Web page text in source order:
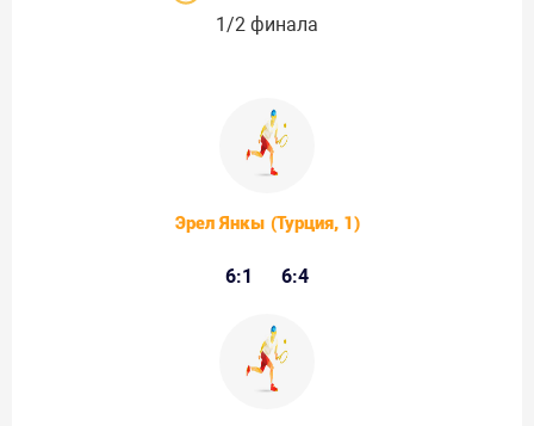
1/2 финала
Эрел Янкы (Турция, 1)
6:1 6:4